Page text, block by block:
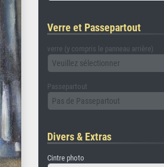
Verre et Passepartout
verre (y compris le panneau arrière)
Veuillez sélectionner
Passepartout
Pas de Passepartout
Divers & Extras
Cintre photo